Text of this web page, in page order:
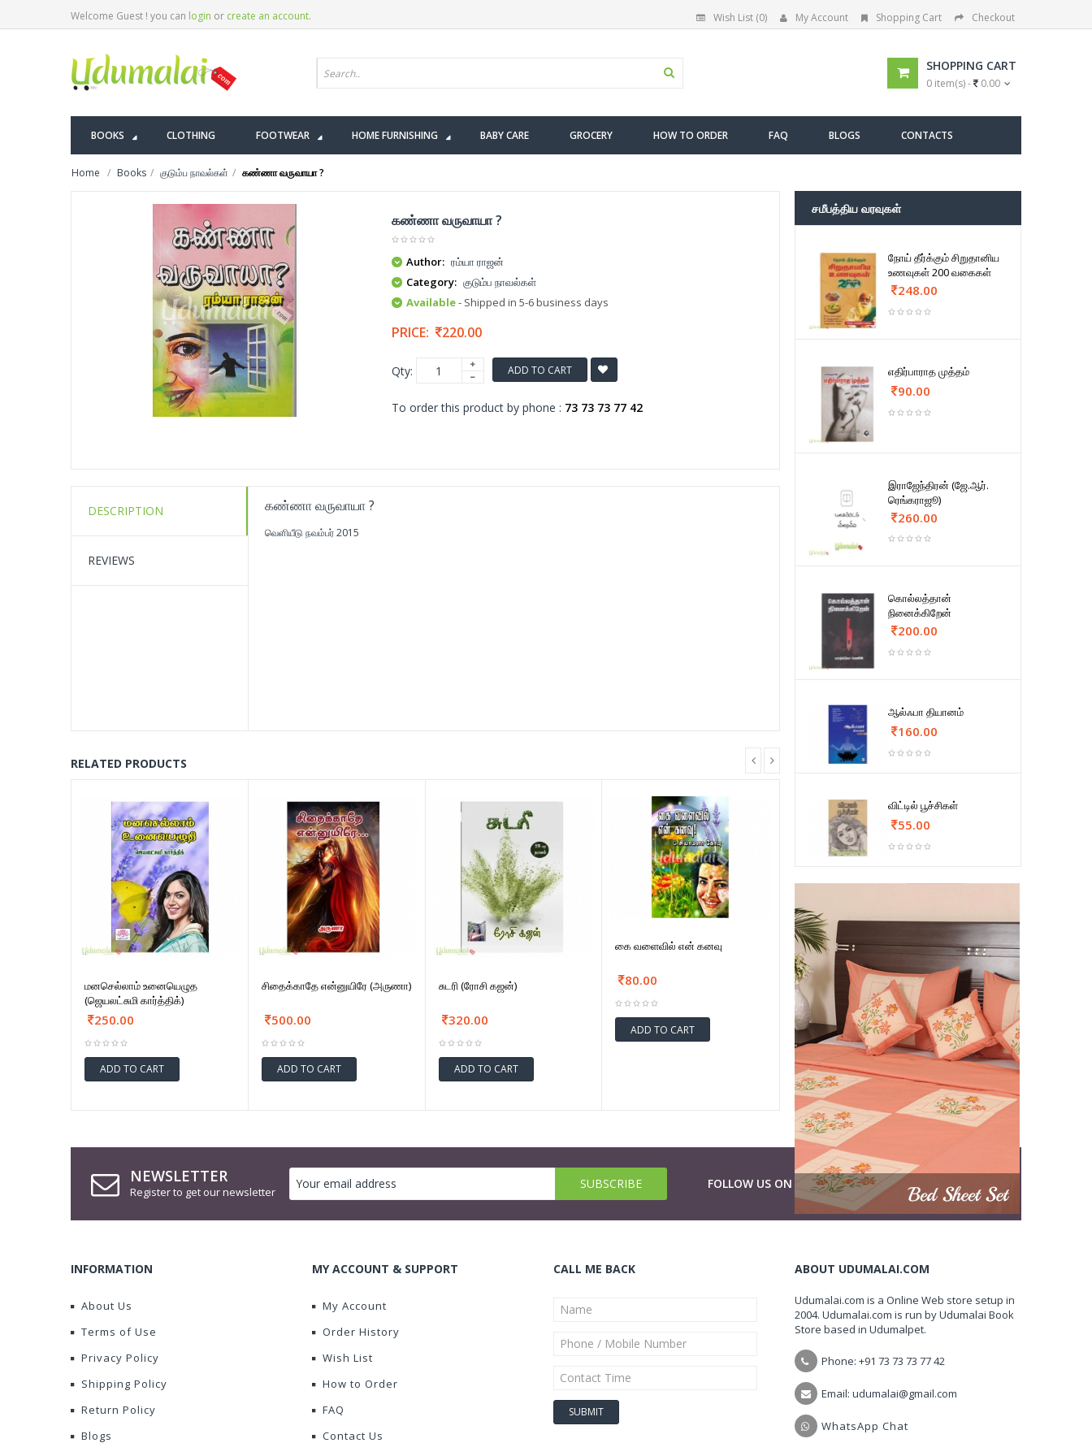
Welcome Guest ! you can login or create an account. Wish List (0) My Account Shopping Cart Checkout
SHOPPING CART
0 item(s) - 0.00
BOOKS CLOTHING FOOTWEAR HOME FURNISHING BABY CARE GROCERY HOW TO ORDER FAQ BLOGS CONTACTS
Home Books குடும்ப நாவல்கள் கண்ணா வருவாயா ?
கண்ணா வருவாயா ?
Author: ரம்யா ராஜன்
Category: குடும்ப நாவல்கள்
Available- Shipped in 5-6 business days
PRICE: 220.00
Qty: ADD TO CART
To order this product by phone : 73 73 73 77 42
DESCRIPTION
REVIEWS
கண்ணா வருவாயா ?
வெளியீடு நவம்பர் 2015
RELATED PRODUCTS
மனசெல்லாம் உனையெழுத
(ஜெயலட்சுமி கார்த்திக்)
250.00
ADD TO CART
சிதைக்காதே என்னுயிரே (அருணா)
500.00
ADD TO CART
சுடரி (ரோசி கஜன்)
320.00
ADD TO CART
கை வளைவில் என் கனவு
80.00
ADD TO CART
சமீபத்திய வரவுகள்
நோய் தீர்க்கும் சிறுதானிய
உணவுகள் 200 வகைகள்
248.00
எதிர்பாராத முத்தம்
90.00
இராஜேந்திரன் (ஜே.ஆர்.
ரெங்கராஜூ)
260.00
கொல்லத்தான்
நினைக்கிறேன்
200.00
ஆல்ஃபா தியானம்
160.00
விட்டில் பூச்சிகள்
55.00
NEWSLETTER
Register to get our newsletter
FOLLOW US ON
INFORMATION
About Us
Terms of Use
Privacy Policy
Shipping Policy
Return Policy
Blogs
MY ACCOUNT & SUPPORT
My Account
Order History
Wish List
How to Order
FAQ
Contact Us
CALL ME BACK ABOUT UDUMALAI.COM
Udumalai.com is a Online Web store setup in
2004. Udumalai.com is run by Udumalai Book
Store based in Udumalpet.
Phone: +91 73 73 73 77 42
Email: udumalai@gmail.com
WhatsApp Chat